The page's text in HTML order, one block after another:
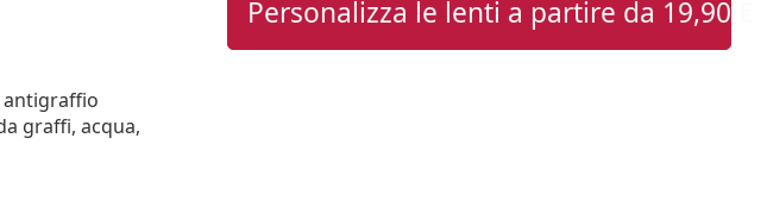
Personalizza le lenti a partire da 19,90 €
antigraffio
graffi, acqua,